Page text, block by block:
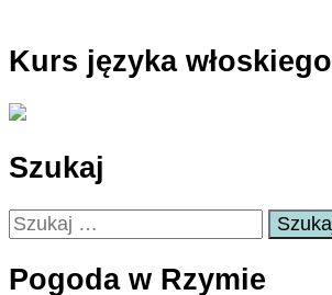
Kurs języka włoskiego
Szukaj
Szukaj:
Pogoda w Rzymie